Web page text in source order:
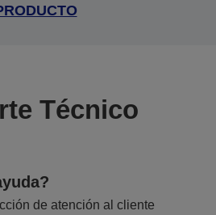
Técnico
de atención al cliente